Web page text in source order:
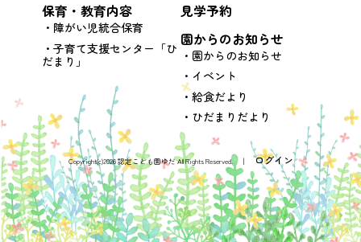
保育・教育内容
障がい児統合保育
子育て支援センター「ひ
だまり」
見学予約
園からのお知らせ
園からのお知らせ
イベント
給食だより
ひだまりだより
Copyright(c)2026 認定こども園ゆだ All Rights Reserved. │ログイン